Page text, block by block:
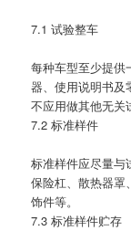
7.1 试验整车
每种车型至少提供
器、使用说明书及
不应用做其他无关
7.2 标准样件
标准样件应尽量与
保险杠、散热器罩
饰件等。
7.3 标准样件贮存